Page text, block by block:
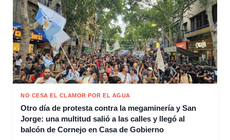
NO CESA EL CLAMOR POR EL AGUA
Otro día de protesta contra la megaminería y San
Jorge: una multitud salió a las calles y llegó al
balcón de Cornejo en Casa de Gobierno